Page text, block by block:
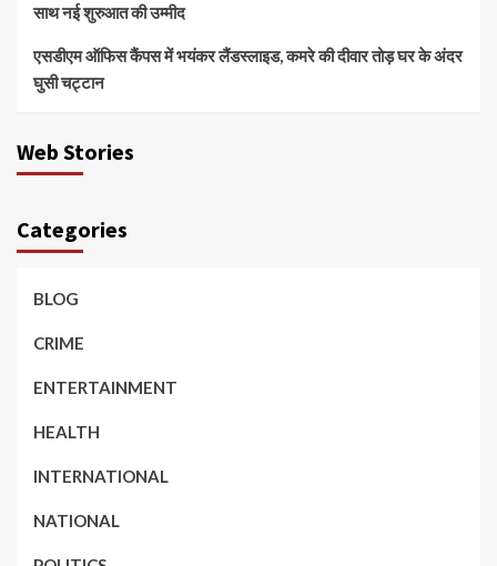
साथ नई शुरुआत की उम्मीद
एसडीएम ऑफिस कैंपस में भयंकर लैंडस्लाइड, कमरे की दीवार तोड़ घर के अंदर
घुसी चट्टान
Web Stories
Categories
BLOG
CRIME
ENTERTAINMENT
HEALTH
INTERNATIONAL
NATIONAL